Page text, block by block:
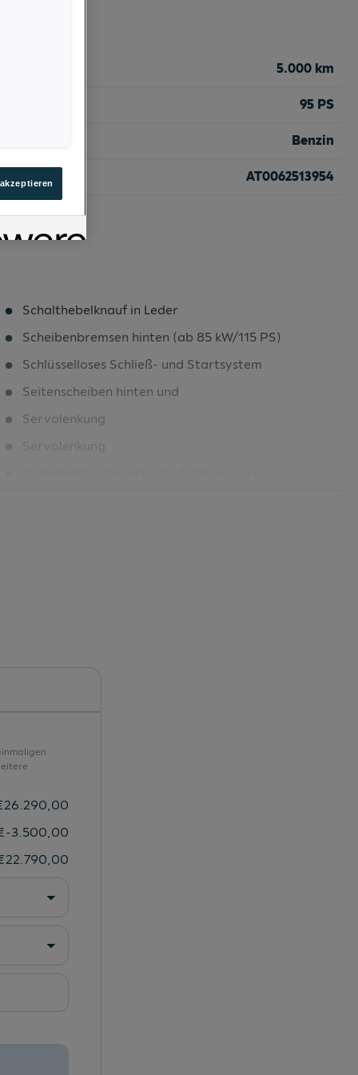
5.000 km
95 PS
Benzin
AT0062513954
Schalthebelknauf in Leder
Scheibenbremsen hinten (ab 85 kW/115 PS)
Schlüsselloses Schließ- und Startsystem
Seitenscheiben hinten und
Servolenkung
Unlimited-Paket
USB Schnittstelle
USB-C-Schnittstellen vorn (2 Stück)
Verkehrszeichenerkennung
Vorbereitet für VW Connect und
26.290,00
-3.500,00
22.790,00